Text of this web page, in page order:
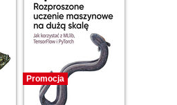
Promocja